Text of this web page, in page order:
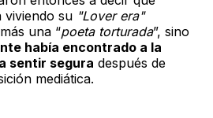
viviendo su "Lover era"
una “poeta torturada”, sino
había encontrado a la
sentir segura después de
mediática.